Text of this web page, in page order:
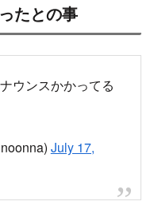
たとの事
ウンスかかってる
July 17,